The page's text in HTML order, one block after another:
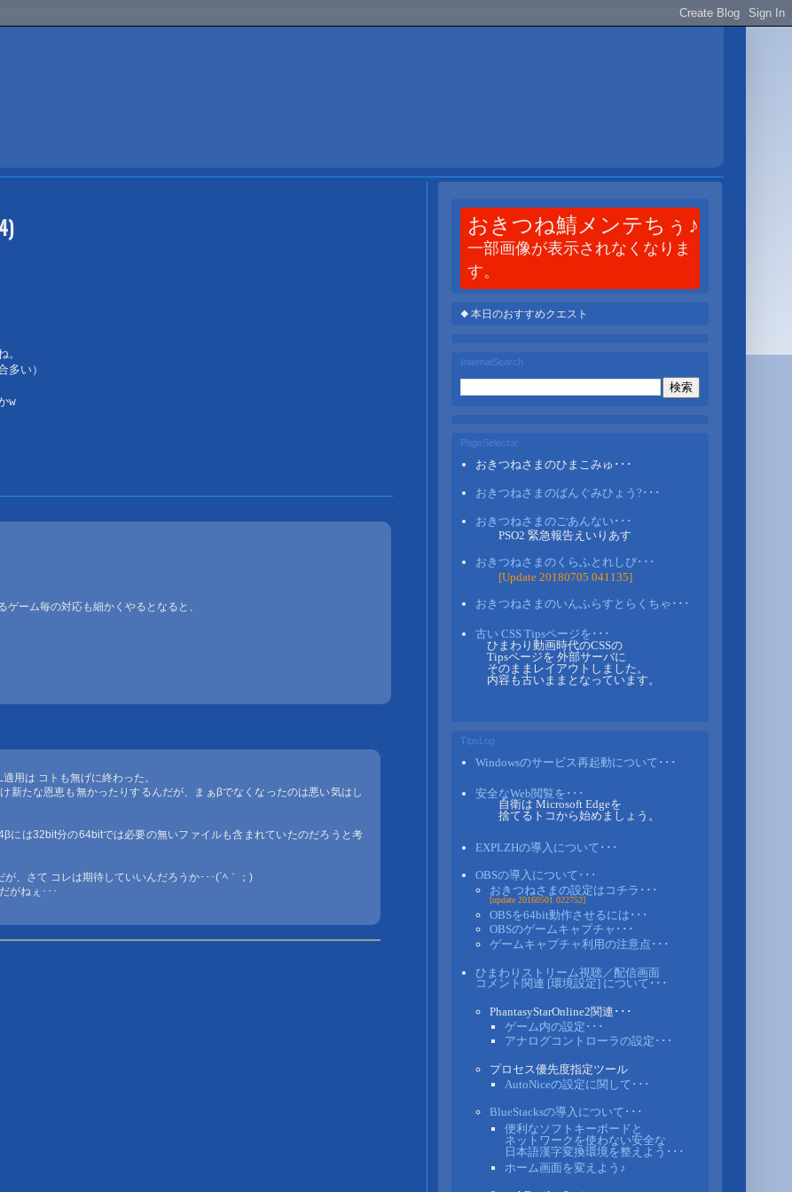
。
多い）
ーム毎の対応も細かくやるとなると、
用は コトも無げに終わった。
新たな恩恵も無かったりするんだが、まぁβでなくなったのは悪い気はし
には32bit分の64bitでは必要の無いファイルも含まれていたのだろうと考
、さて コレは期待していいんだろうか･･･(´ﾍ｀；)
がねぇ･･･
おきつね鯖メンテちぅ♪
一部画像が表示されなくなりま
す。
◆ 本日のおすすめクエスト
InternalSearch
PageSelector
おきつねさまのひまこみゅ･･･
おきつねさまのばんぐみひょう?･･･
おきつねさまのごあんない･･･
PSO2 緊急報告えいりあす
おきつねさまのくらふとれしぴ･･･
[Update 20180705 041135]
おきつねさまのいんふらすとらくちゃ･･･
古い CSS Tipsページを･･･
ひまわり動画時代のCSSの
Tipsページを 外部サーバに
そのままレイアウトしました。
内容も古いままとなっています。
TipsLog
Windowsのサービス再起動について･･･
安全なWeb閲覧を･･･
自衛は Microsoft Edgeを
捨てるトコから始めましょう。
EXPLZHの導入について･･･
OBSの導入について･･･
おきつねさまの設定はコチラ･･･
[update 20160501 022752]
OBSを64bit動作させるには･･･
OBSのゲームキャプチャ･･･
ゲームキャプチャ利用の注意点･･･
ひまわりストリーム視聴／配信画面
コメント関連 [環境設定] について･･･
PhantasyStarOnline2関連･･･
ゲーム内の設定･･･
アナログコントローラの設定･･･
プロセス優先度指定ツール
AutoNiceの設定に関して･･･
BlueStacksの導入について･･･
便利なソフトキーボードと
ネットワークを使わない安全な
日本語漢字変換環境を整えよう･･･
ホーム画面を変えよう♪